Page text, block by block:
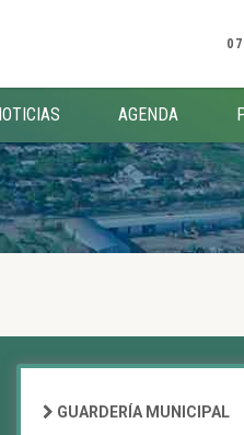
AGENDA
GUARDERÍA MUNICIPAL